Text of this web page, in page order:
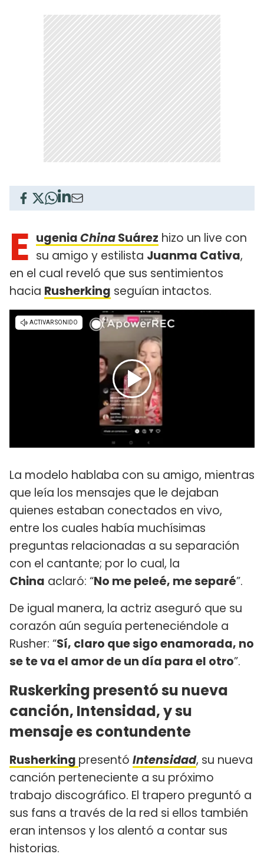
E ugeniaChinaSuárez hizo un live con
su amigo y estilista Juanma Cativa,
en el cual reveló que sus sentimientos
hacia Rusherking seguían intactos.
La modelo hablaba con su amigo, mientras
que leía los mensajes que le dejaban
quienes estaban conectados en vivo,
entre los cuales había muchísimas
preguntas relacionadas a su separación
con el cantante; por lo cual, la
China aclaró: “No me peleé, me separé”.
De igual manera, la actriz aseguró que su
corazón aún seguía perteneciéndole a
Rusher: “Sí, claro que sigo enamorada, no
se te va el amor de un día para el otro”.
Ruskerking presentó su nueva
canción, Intensidad, y su
mensaje es contundente
Rusherking presentó Intensidad, su nueva
canción perteneciente a su próximo
trabajo discográfico. El trapero preguntó a
sus fans a través de la red si ellos también
eran intensos y los alentó a contar sus
historias.